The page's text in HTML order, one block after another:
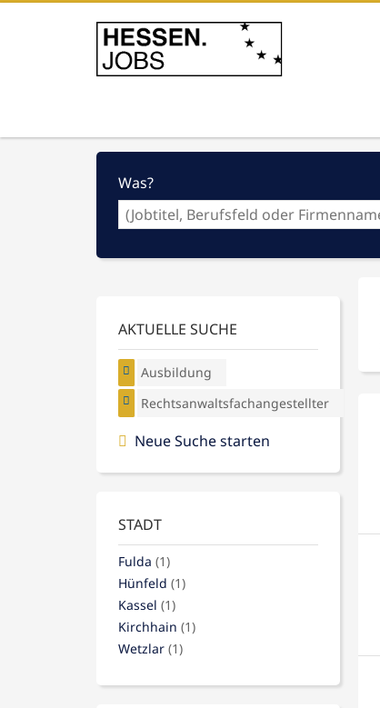
Was?
AKTUELLE SUCHE
Ausbildung
Rechtsanwaltsfachangestellter
Neue Suche starten
STADT
Fulda (1)
Hünfeld (1)
Kassel (1)
Kirchhain (1)
Wetzlar (1)